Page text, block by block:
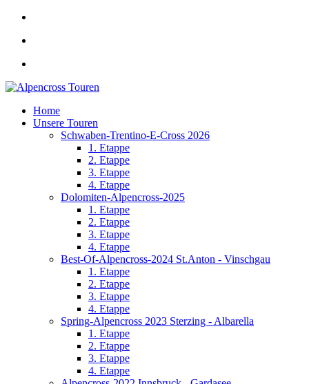
Home
Unsere Touren
Schwaben-Trentino-E-Cross 2026
1. Etappe
2. Etappe
3. Etappe
4. Etappe
Dolomiten-Alpencross-2025
1. Etappe
2. Etappe
3. Etappe
4. Etappe
Best-Of-Alpencross-2024 St.Anton - Vinschgau
1. Etappe
2. Etappe
3. Etappe
4. Etappe
Spring-Alpencross 2023 Sterzing - Albarella
1. Etappe
2. Etappe
3. Etappe
4. Etappe